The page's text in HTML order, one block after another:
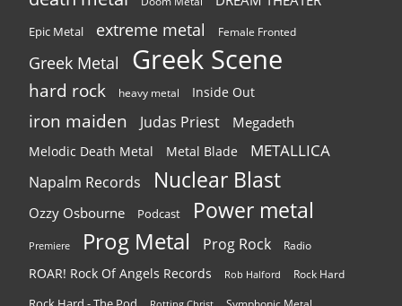
Epic Metal extreme metal Female Fronted
Greek Metal Greek Scene
hard rock heavy metal Inside Out
iron maiden Judas Priest Megadeth
Melodic Death Metal Metal Blade METALLICA
Napalm Records Nuclear Blast
Ozzy Osbourne Podcast Power metal
Premiere Prog Metal Prog Rock Radio
ROAR! Rock Of Angels Records Rob Halford Rock Hard